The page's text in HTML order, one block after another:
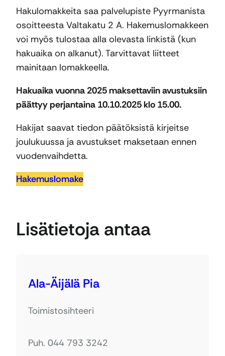
Hakulomakkeita saa palvelupiste Pyyrmanista
osoitteesta Valtakatu 2 A. Hakemuslomakkeen
voi myös tulostaa alla olevasta linkistä (kun
hakuaika on alkanut). Tarvittavat liitteet
mainitaan lomakkeella.
Hakuaika vuonna 2025 maksettaviin avustuksiin
päättyy perjantaina 10.10.2025 klo 15.00.
Hakijat saavat tiedon päätöksistä kirjeitse
joulukuussa ja avustukset maksetaan ennen
vuodenvaihdetta.
Hakemuslomake
Lisätietoja antaa
Ala-Äijälä Pia
Toimistosihteeri
Puh. 044 793 3242